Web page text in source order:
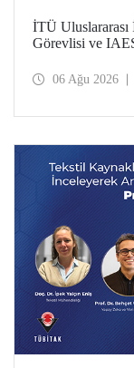
İTÜ
Görevlisi ve
Temmuz
06 Ağu 2026